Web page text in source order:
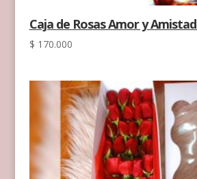
Caja de Rosas Amor y Amistad
$ 170.000